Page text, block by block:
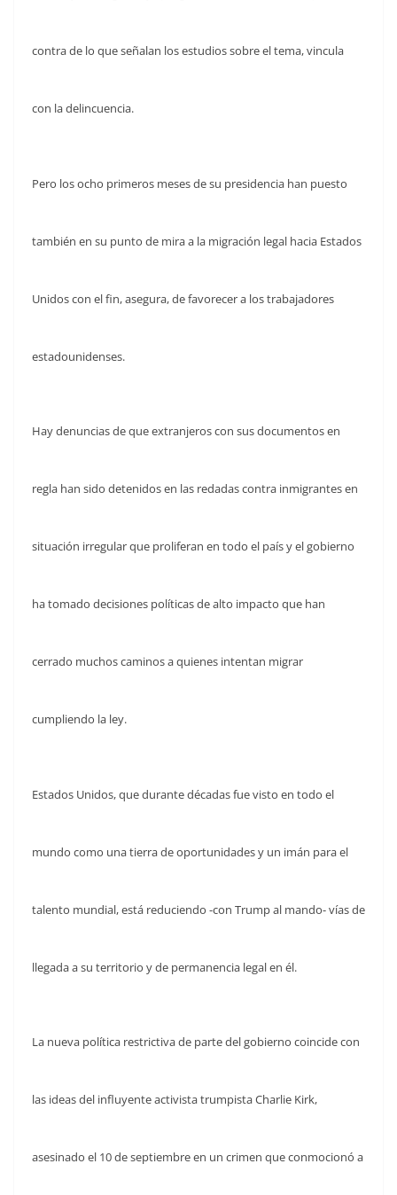
contra de lo que señalan los estudios sobre el tema, vincula
con la delincuencia.
Pero los ocho primeros meses de su presidencia han puesto
también en su punto de mira a la migración legal hacia Estados
Unidos con el fin, asegura, de favorecer a los trabajadores
estadounidenses.
Hay denuncias de que extranjeros con sus documentos en
regla han sido detenidos en las redadas contra inmigrantes en
situación irregular que proliferan en todo el país y el gobierno
ha tomado decisiones políticas de alto impacto que han
cerrado muchos caminos a quienes intentan migrar
cumpliendo la ley.
Estados Unidos, que durante décadas fue visto en todo el
mundo como una tierra de oportunidades y un imán para el
talento mundial, está reduciendo -con Trump al mando- vías de
llegada a su territorio y de permanencia legal en él.
La nueva política restrictiva de parte del gobierno coincide con
las ideas del influyente activista trumpista Charlie Kirk,
asesinado el 10 de septiembre en un crimen que conmocionó a